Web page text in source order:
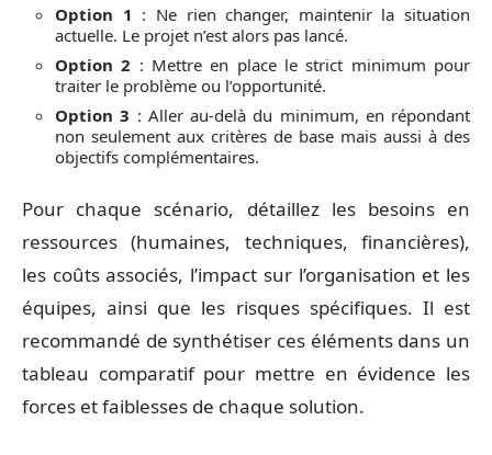
Option 1 : Ne rien changer, maintenir la situation
actuelle. Le projet n’est alors pas lancé.
Option 2 : Mettre en place le strict minimum pour
traiter le problème ou l’opportunité.
Option 3 : Aller au-delà du minimum, en répondant
non seulement aux critères de base mais aussi à des
objectifs complémentaires.
Pour chaque scénario, détaillez les besoins en
ressources (humaines, techniques, financières),
les coûts associés, l’impact sur l’organisation et les
équipes, ainsi que les risques spécifiques. Il est
recommandé de synthétiser ces éléments dans un
tableau comparatif pour mettre en évidence les
forces et faiblesses de chaque solution.